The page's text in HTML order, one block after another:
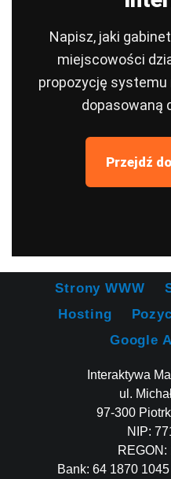
Napisz, jaki
miejscowości
propozycję
dopasowaną
Przejdź
Strony WWW
Hosting
Google
Interaktywa
ul.
97-300
NIP:
Bank: 64 1870